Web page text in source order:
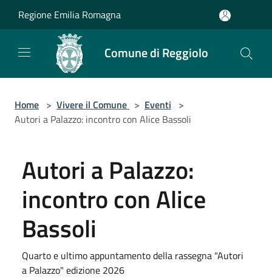
Regione Emilia Romagna
Comune di Reggiolo
Home > Vivere il Comune > Eventi >
Autori a Palazzo: incontro con Alice Bassoli
Autori a Palazzo:
incontro con Alice
Bassoli
Quarto e ultimo appuntamento della rassegna "Autori
a Palazzo" edizione 2026